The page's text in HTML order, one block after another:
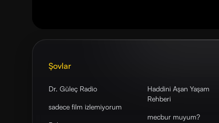
Şovlar
Dr. Güleç Radio
sadece film izlemiyorum
Haddini Aşan Yaşam
Rehberi
mecbur muyum?